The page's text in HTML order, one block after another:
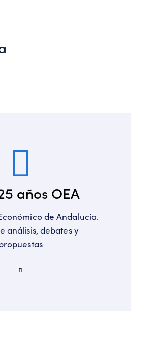
años OEA
de Andalucía.
análisis, debates y